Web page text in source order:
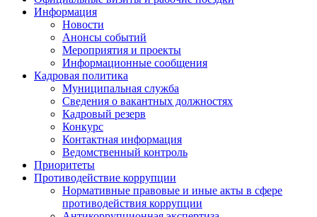
Информация
Новости
Анонсы событий
Мероприятия и проекты
Информационные сообщения
Кадровая политика
Муниципальная служба
Сведения о вакантных должностях
Кадровый резерв
Конкурс
Контактная информация
Ведомственный контроль
Приоритеты
Противодействие коррупции
Нормативные правовые и иные акты в сфере
противодействия коррупции